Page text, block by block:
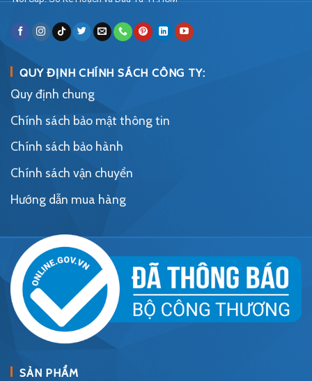
QUY ĐỊNH CHÍNH SÁCH CÔNG TY:
Quy định chung
Chính sách bảo mật thông tin
Chính sách bảo hành
Chính sách vận chuyển
Hướng dẫn mua hàng
SẢN PHẨM